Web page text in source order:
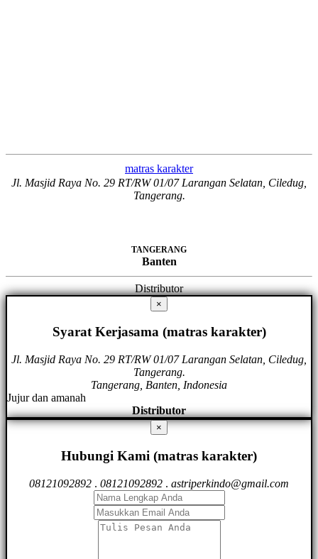
matras karakter
Jl. Masjid Raya No. 29 RT/RW 01/07 Larangan Selatan, Ciledug,
Tangerang.
TANGERANG
Banten
Distributor
×
Syarat Kerjasama (matras karakter)
Jl. Masjid Raya No. 29 RT/RW 01/07 Larangan Selatan, Ciledug,
Tangerang.
Tangerang, Banten, Indonesia
Jujur dan amanah
Distributor
×
Hubungi Kami (matras karakter)
08121092892 . 08121092892 . astriperkindo@gmail.com